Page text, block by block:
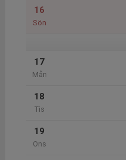
16
Sön
17
Mån
18
Tis
19
Ons